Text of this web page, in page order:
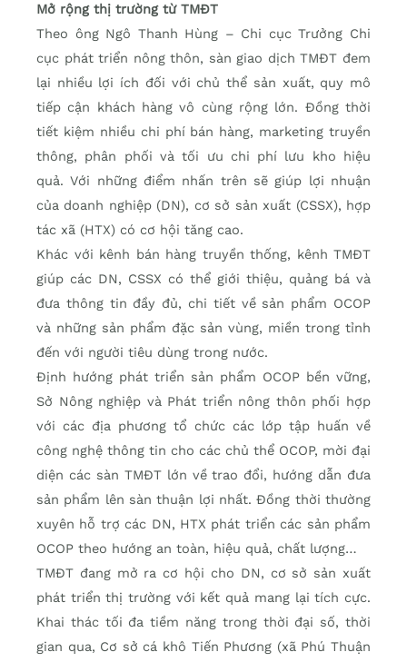
Mở rộng thị trường từ TMĐT
Theo ông Ngô Thanh Hùng – Chi cục Trưởng Chi
cục phát triển nông thôn, sàn giao dịch TMĐT đem
lại nhiều lợi ích đối với chủ thể sản xuất, quy mô
tiếp cận khách hàng vô cùng rộng lớn. Đồng thời
tiết kiệm nhiều chi phí bán hàng, marketing truyền
thông, phân phối và tối ưu chi phí lưu kho hiệu
quả. Với những điểm nhấn trên sẽ giúp lợi nhuận
của doanh nghiệp (DN), cơ sở sản xuất (CSSX), hợp
tác xã (HTX) có cơ hội tăng cao.
Khác với kênh bán hàng truyền thống, kênh TMĐT
giúp các DN, CSSX có thể giới thiệu, quảng bá và
đưa thông tin đầy đủ, chi tiết về sản phẩm OCOP
và những sản phẩm đặc sản vùng, miền trong tỉnh
đến với người tiêu dùng trong nước.
Định hướng phát triển sản phẩm OCOP bền vững,
Sở Nông nghiệp và Phát triển nông thôn phối hợp
với các địa phương tổ chức các lớp tập huấn về
công nghệ thông tin cho các chủ thể OCOP, mời đại
diện các sàn TMĐT lớn về trao đổi, hướng dẫn đưa
sản phẩm lên sàn thuận lợi nhất. Đồng thời thường
xuyên hỗ trợ các DN, HTX phát triển các sản phẩm
OCOP theo hướng an toàn, hiệu quả, chất lượng…
TMĐT đang mở ra cơ hội cho DN, cơ sở sản xuất
phát triển thị trường với kết quả mang lại tích cực.
Khai thác tối đa tiềm năng trong thời đại số, thời
gian qua, Cơ sở cá khô Tiến Phương (xã Phú Thuận